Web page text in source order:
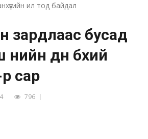
ил тод байдал
зардлаас бусад
дүн бүхий
сар
796